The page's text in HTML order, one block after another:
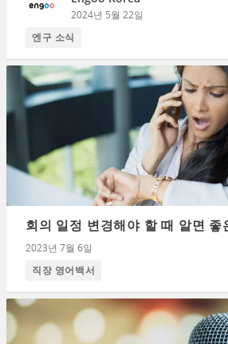
2024년 5월 22일
엔구 소식
회의 일정 변경해야 할 때 알면 좋
2023년 7월 6일
직장 영어백서